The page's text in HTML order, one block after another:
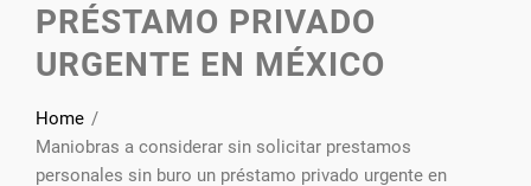
PRÉSTAMO PRIVADO
URGENTE EN MÉXICO
Home
Maniobras a considerar sin solicitar prestamos
personales sin buro un préstamo privado urgente en